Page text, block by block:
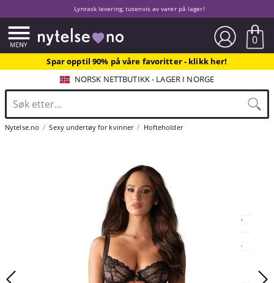
Lynrask levering, tusenvis av varer på lager!
0
Spar opptil 90% på våre favoritter - klikk her!
NORSK NETTBUTIKK - LAGER I NORGE
Nytelse.no Sexy undertøy for kvinner Hofteholder